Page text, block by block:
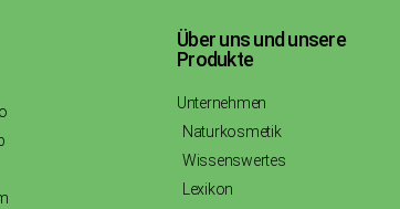
Über uns und unsere
Produkte
Unternehmen
Naturkosmetik
Wissenswertes
Lexikon